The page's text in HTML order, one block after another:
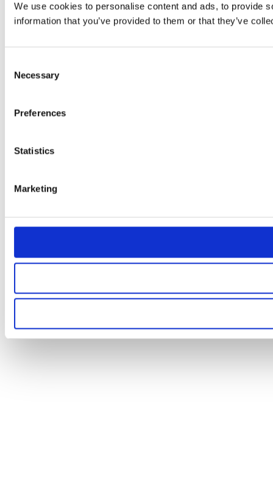
We use cookies to personalise content and ads, to provide
information that you’ve provided to them or that they’ve
Selection
Necessary
Preferences
Statistics
Marketing